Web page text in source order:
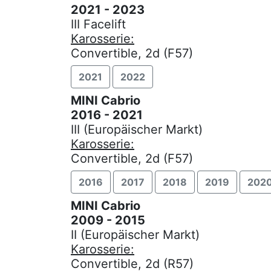
2021 - 2023
III Facelift
Karosserie:
Convertible, 2d (F57)
2021 2022
MINI Cabrio
2016 - 2021
III (Europäischer Markt)
Karosserie:
Convertible, 2d (F57)
2016 2017 2018 2019
MINI Cabrio
2009 - 2015
II (Europäischer Markt)
Karosserie:
Convertible, 2d (R57)